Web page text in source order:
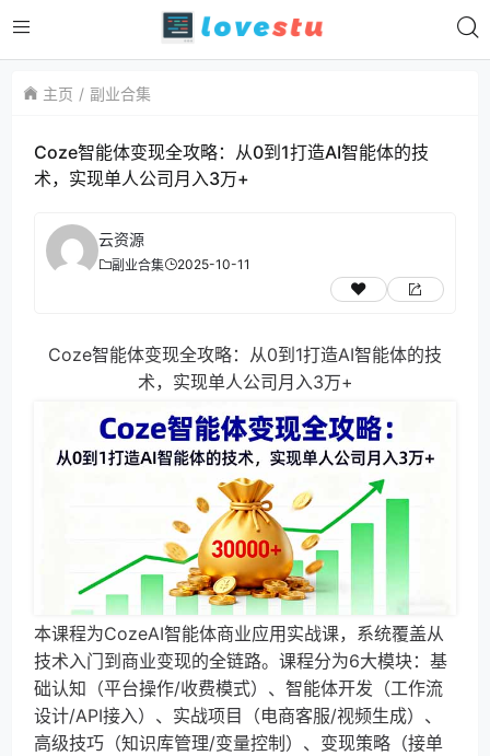
主页 副业合集
Coze智能体变现全攻略：从0到1打造AI智能体的技
术，实现单人公司月入3万+
云资源
副业合集 2025-10-11
Coze智能体变现全攻略：从0到1打造AI智能体的技
术，实现单人公司月入3万+
本课程为CozeAI智能体商业应用实战课，系统覆盖从
技术入门到商业变现的全链路。课程分为6大模块：基
础认知（平台操作/收费模式）、智能体开发（工作流
设计/API接入）、实战项目（电商客服/视频生成）、
高级技巧（知识库管理/变量控制）、变现策略（接单